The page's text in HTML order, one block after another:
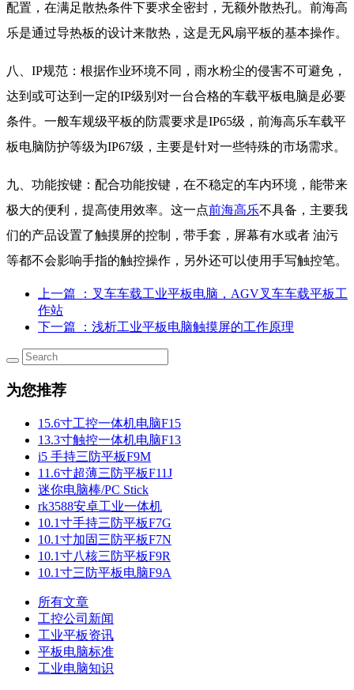
配置，在满足散热条件下要求全密封，无额外散热孔。前海高
乐是通过导热板的设计来散热，这是无风扇平板的基本操作。
八、IP规范：根据作业环境不同，雨水粉尘的侵害不可避免，
达到或可达到一定的IP级别对一台合格的车载平板电脑是必要
条件。一般车规级平板的防震要求是IP65级，前海高乐车载平
板电脑防护等级为IP67级，主要是针对一些特殊的市场需求。
九、功能按键：配合功能按键，在不稳定的车内环境，能带来
极大的便利，提高使用效率。这一点前海高乐不具备，主要我
们的产品设置了触摸屏的控制，带手套，屏幕有水或者 油污
等都不会影响手指的触控操作，另外还可以使用手写触控笔。
上一篇
：叉车车载工业平板电脑，AGV叉车车载平板工
作站
下一篇
：浅析工业平板电脑触摸屏的工作原理
为您推荐
15.6寸工控一体机电脑F15
13.3寸触控一体机电脑F13
i5 手持三防平板F9M
11.6寸超薄三防平板F11J
迷你电脑棒/PC Stick
rk3588安卓工业一体机
10.1寸手持三防平板F7G
10.1寸加固三防平板F7N
10.1寸八核三防平板F9R
10.1寸三防平板电脑F9A
所有文章
工控公司新闻
工业平板资讯
平板电脑标准
工业电脑知识